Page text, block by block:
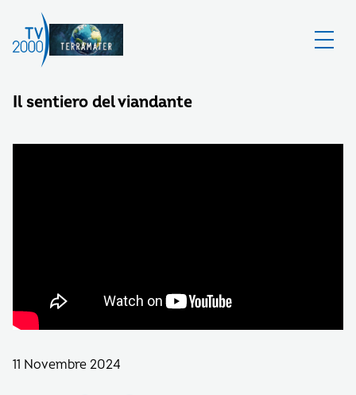
Il sentiero del viandante
11 Novembre 2024